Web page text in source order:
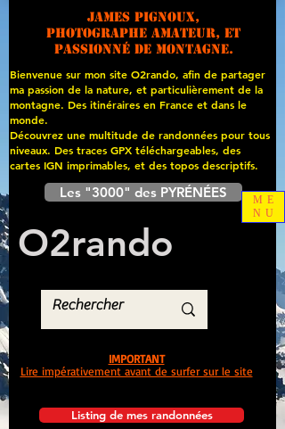
James PIGNOUX,
photographe amateur, et
passionné de montagne.
Bienvenue sur mon site O2rando, afin de partager
ma passion de la nature, et particulièrement de la
montagne. Des itinéraires en France et dans le
monde.
Découvrez une multitude de randonnées pour tous
niveaux. Des traces GPX téléchargeables, des
cartes IGN imprimables, et des topos descriptifs.
Les "3000" des PYRÉNÉES
O2rando
Listing de mes randonnées
IMPORTANT
Lire impérativement avant de surfer sur le site
ME
NU